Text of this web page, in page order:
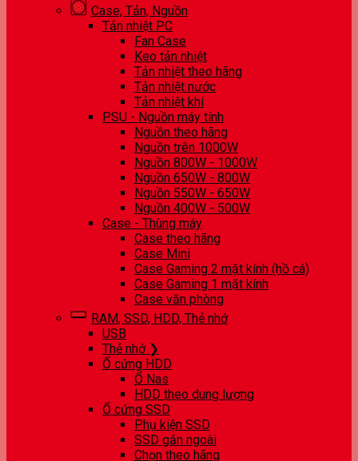
Case, Tản, Nguồn
Tản nhiệt PC
Fan Case
Keo tản nhiệt
Tản nhiệt theo hãng
Tản nhiệt nước
Tản nhiệt khí
PSU - Nguồn máy tính
Nguồn theo hãng
Nguồn trên 1000W
Nguồn 800W - 1000W
Nguồn 650W - 800W
Nguồn 550W - 650W
Nguồn 400W - 500W
Case - Thùng máy
Case theo hãng
Case Mini
Case Gaming 2 mặt kính (hồ cá)
Case Gaming 1 mặt kính
Case văn phòng
RAM, SSD, HDD, Thẻ nhớ
USB
Thẻ nhớ ❯
Ổ cứng HDD
Ổ Nas
HDD theo dung lượng
Ổ cứng SSD
Phụ kiện SSD
SSD gắn ngoài
Chọn theo hãng